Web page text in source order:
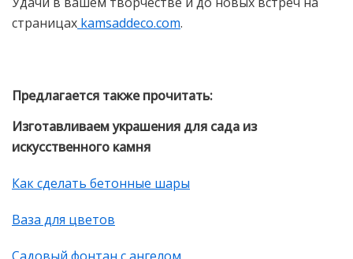
страницах kamsaddeco.com.
Предлагается также прочитать:
Изготавливаем украшения для сада из
искусственного камня
Как сделать бетонные шары
Ваза для цветов